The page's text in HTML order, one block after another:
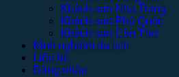
Khách sạn Nha Trang
Khách sạn Phú Quốc
Khách sạn Cần Thơ
Kinh nghiệm du lịch
Liên hệ
Đăng nhập